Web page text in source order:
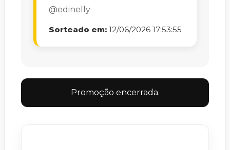
@edinelly
Sorteado em: 12/06/2026 17:53:55
Promoção encerrada.